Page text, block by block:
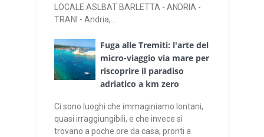
LOCALE ASLBAT BARLETTA - ANDRIA -
TRANI - Andria, ...
Fuga alle Tremiti: l'arte del
micro-viaggio via mare per
riscoprire il paradiso
adriatico a km zero
Ci sono luoghi che immaginiamo lontani,
quasi irraggiungibili, e che invece si
trovano a poche ore da casa, pronti a